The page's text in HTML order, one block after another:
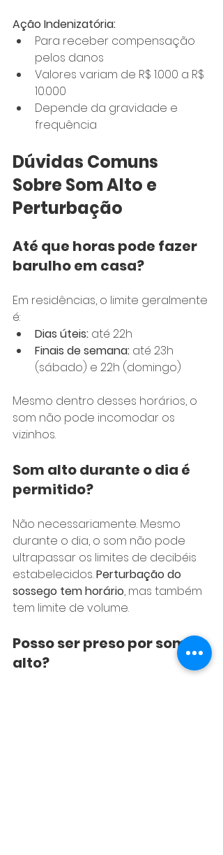
Ação Indenizatória:
Para receber compensação
pelos danos
Valores variam de R$ 1.000 a R$
10.000
Depende da gravidade e
frequência
Dúvidas Comuns
Sobre Som Alto e
Perturbação
Até que horas pode fazer
barulho em casa?
Em residências, o limite geralmente
é:
Dias úteis: até 22h
Finais de semana: até 23h
(sábado) e 22h (domingo)
Mesmo dentro desses horários, o
som não pode incomodar os
vizinhos.
Som alto durante o dia é
permitido?
Não necessariamente. Mesmo
durante o dia, o som não pode
ultrapassar os limites de decibéis
estabelecidos. Perturbação do
sossego tem horário, mas também
tem limite de volume.
Posso ser preso por som
alto?